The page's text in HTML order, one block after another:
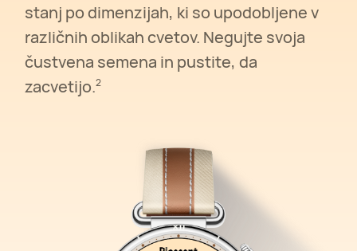
stanj po dimenzijah, ki so upodobljene v
različnih oblikah cvetov. Negujte svoja
čustvena semena in pustite, da
zacvetijo.2